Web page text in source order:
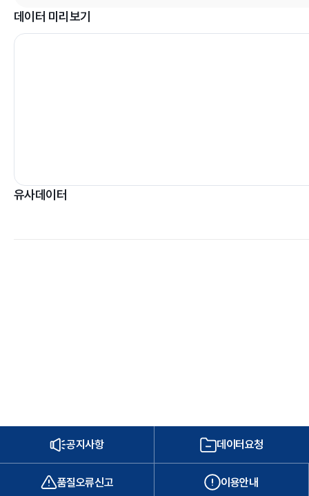
데이터 미리보기
유사데이터
공지사항 데이터요청
품질오류신고 이용안내